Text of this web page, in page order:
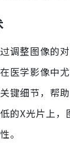
调整图像的
医学影像中
键细节，帮
的X光片上
。